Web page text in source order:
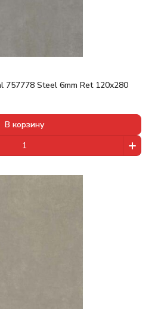
757778 Steel 6mm Ret 120x280
В корзину